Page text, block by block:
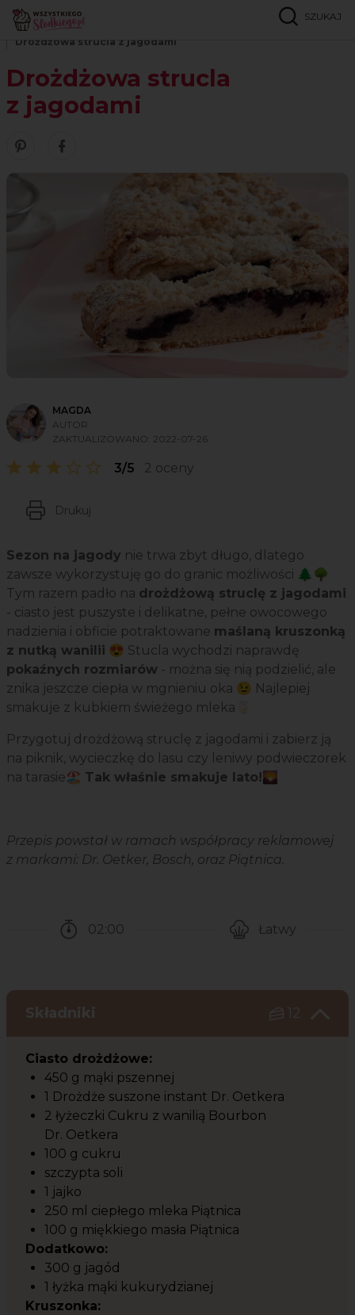
SZUKAJ
Strona główna
Drożdżowa strucla z jagodami
Drożdżowa strucla
z jagodami
Zobacz nasze piny w serwisie Pinterest
Udostępnij ten przepis w serwisie Facebook
MAGDA
AUTOR
ZAKTUALIZOWANO: 2022-07-26
3/5 2 oceny
Drukuj
Sezon na jagody nie trwa zbyt długo, dlatego
zawsze wykorzystuję go do granic możliwości 🌲🌳
Tym razem padło na drożdżową struclę z jagodami
- ciasto jest puszyste i delikatne, pełne owocowego
nadzienia i obficie potraktowane maślaną kruszonką
z nutką wanilii 😍 Stucla wychodzi naprawdę
pokaźnych rozmiarów - można się nią podzielić, ale
znika jeszcze ciepła w mgnieniu oka 😉 Najlepiej
smakuje z kubkiem świeżego mleka🥛
Przygotuj drożdżową struclę z jagodami i zabierz ją
na piknik, wycieczkę do lasu czy leniwy podwieczorek
na tarasie🏖️ Tak właśnie smakuje lato!🌄
Przepis powstał w ramach współpracy reklamowej
z markami: Dr. Oetker, Bosch, oraz Piątnica.
02:00
Łatwy
Składniki 12
Ciasto drożdżowe:
450 g mąki pszennej
1 Drożdże suszone instant Dr. Oetkera
2 łyżeczki Cukru z wanilią Bourbon
Dr. Oetkera
100 g cukru
szczypta soli
1 jajko
250 ml ciepłego mleka Piątnica
100 g miękkiego masła Piątnica
Dodatkowo:
300 g jagód
1 łyżka mąki kukurydzianej
Kruszonka: